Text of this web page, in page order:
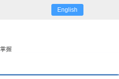
English
握